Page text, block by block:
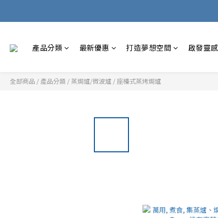
產品分類 最新優惠 打造夢想空間 啟發靈感
全部商品 / 產品分類 / 蒸焗爐/微波爐 / 座檯式蒸烤焗爐